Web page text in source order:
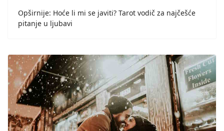
Opširnije: Hoće li mi se javiti? Tarot vodič za najčešće
pitanje u ljubavi